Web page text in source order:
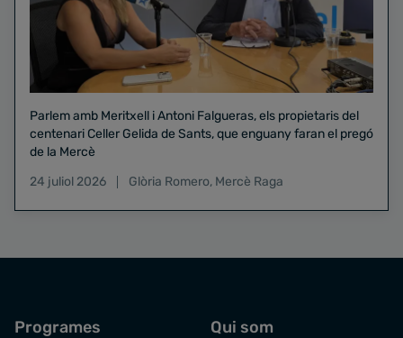
Parlem amb Meritxell i Antoni Falgueras, els propietaris del
centenari Celler Gelida de Sants, que enguany faran el pregó
de la Mercè
24 juliol 2026
Glòria Romero, Mercè Raga
Programes Qui som